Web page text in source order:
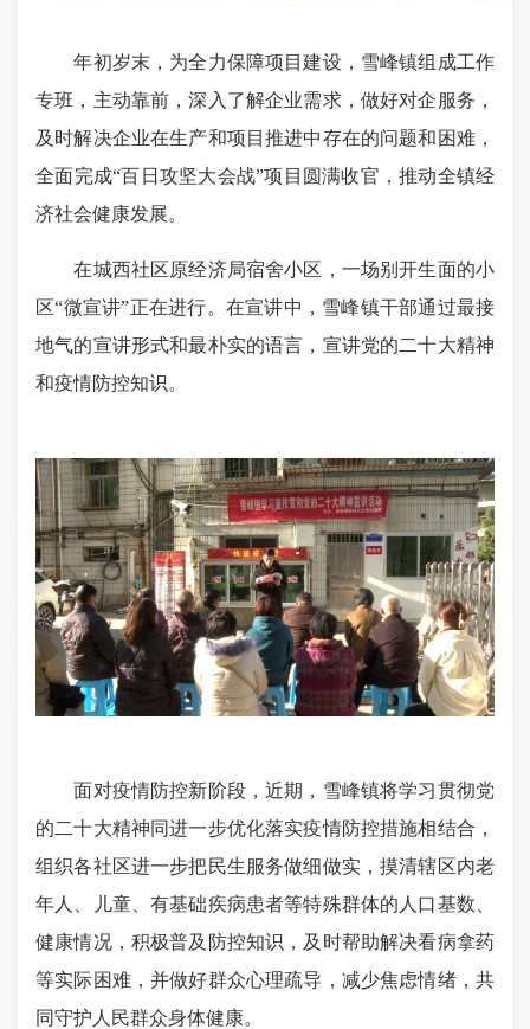
年初岁末，为全力保障项目建设，雪峰镇组成工作
专班，主动靠前，深入了解企业需求，做好对企服务，
及时解决企业在生产和项目推进中存在的问题和困难，
全面完成“百日攻坚大会战”项目圆满收官，推动全镇经
济社会健康发展。
在城西社区原经济局宿舍小区，一场别开生面的小
区“微宣讲”正在进行。在宣讲中，雪峰镇干部通过最接
地气的宣讲形式和最朴实的语言，宣讲党的二十大精神
和疫情防控知识。
面对疫情防控新阶段，近期，雪峰镇将学习贯彻党
的二十大精神同进一步优化落实疫情防控措施相结合，
组织各社区进一步把民生服务做细做实，摸清辖区内老
年人、儿童、有基础疾病患者等特殊群体的人口基数、
健康情况，积极普及防控知识，及时帮助解决看病拿药
等实际困难，并做好群众心理疏导，减少焦虑情绪，共
同守护人民群众身体健康。